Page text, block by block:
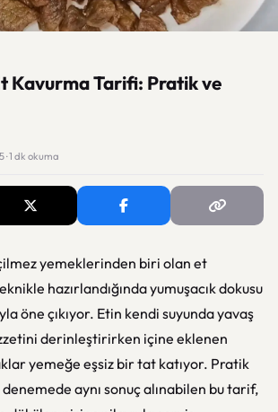
Kavurma Tarifi: Pratik ve
· 1 dk okuma
yemeklerinden biri olan et
hazırlandığında yumuşacık dokusu
öne çıkıyor. Etin kendi suyunda yavaş
derinleştirirken içine eklenen
yemeğe eşsiz bir tat katıyor. Pratik
denemede aynı sonuç alınabilen bu tarif,